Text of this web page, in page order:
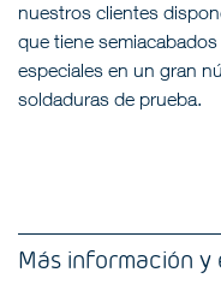
nuestros clientes
que tiene
especiales en un gran
soldaduras de prueba.
Más información y